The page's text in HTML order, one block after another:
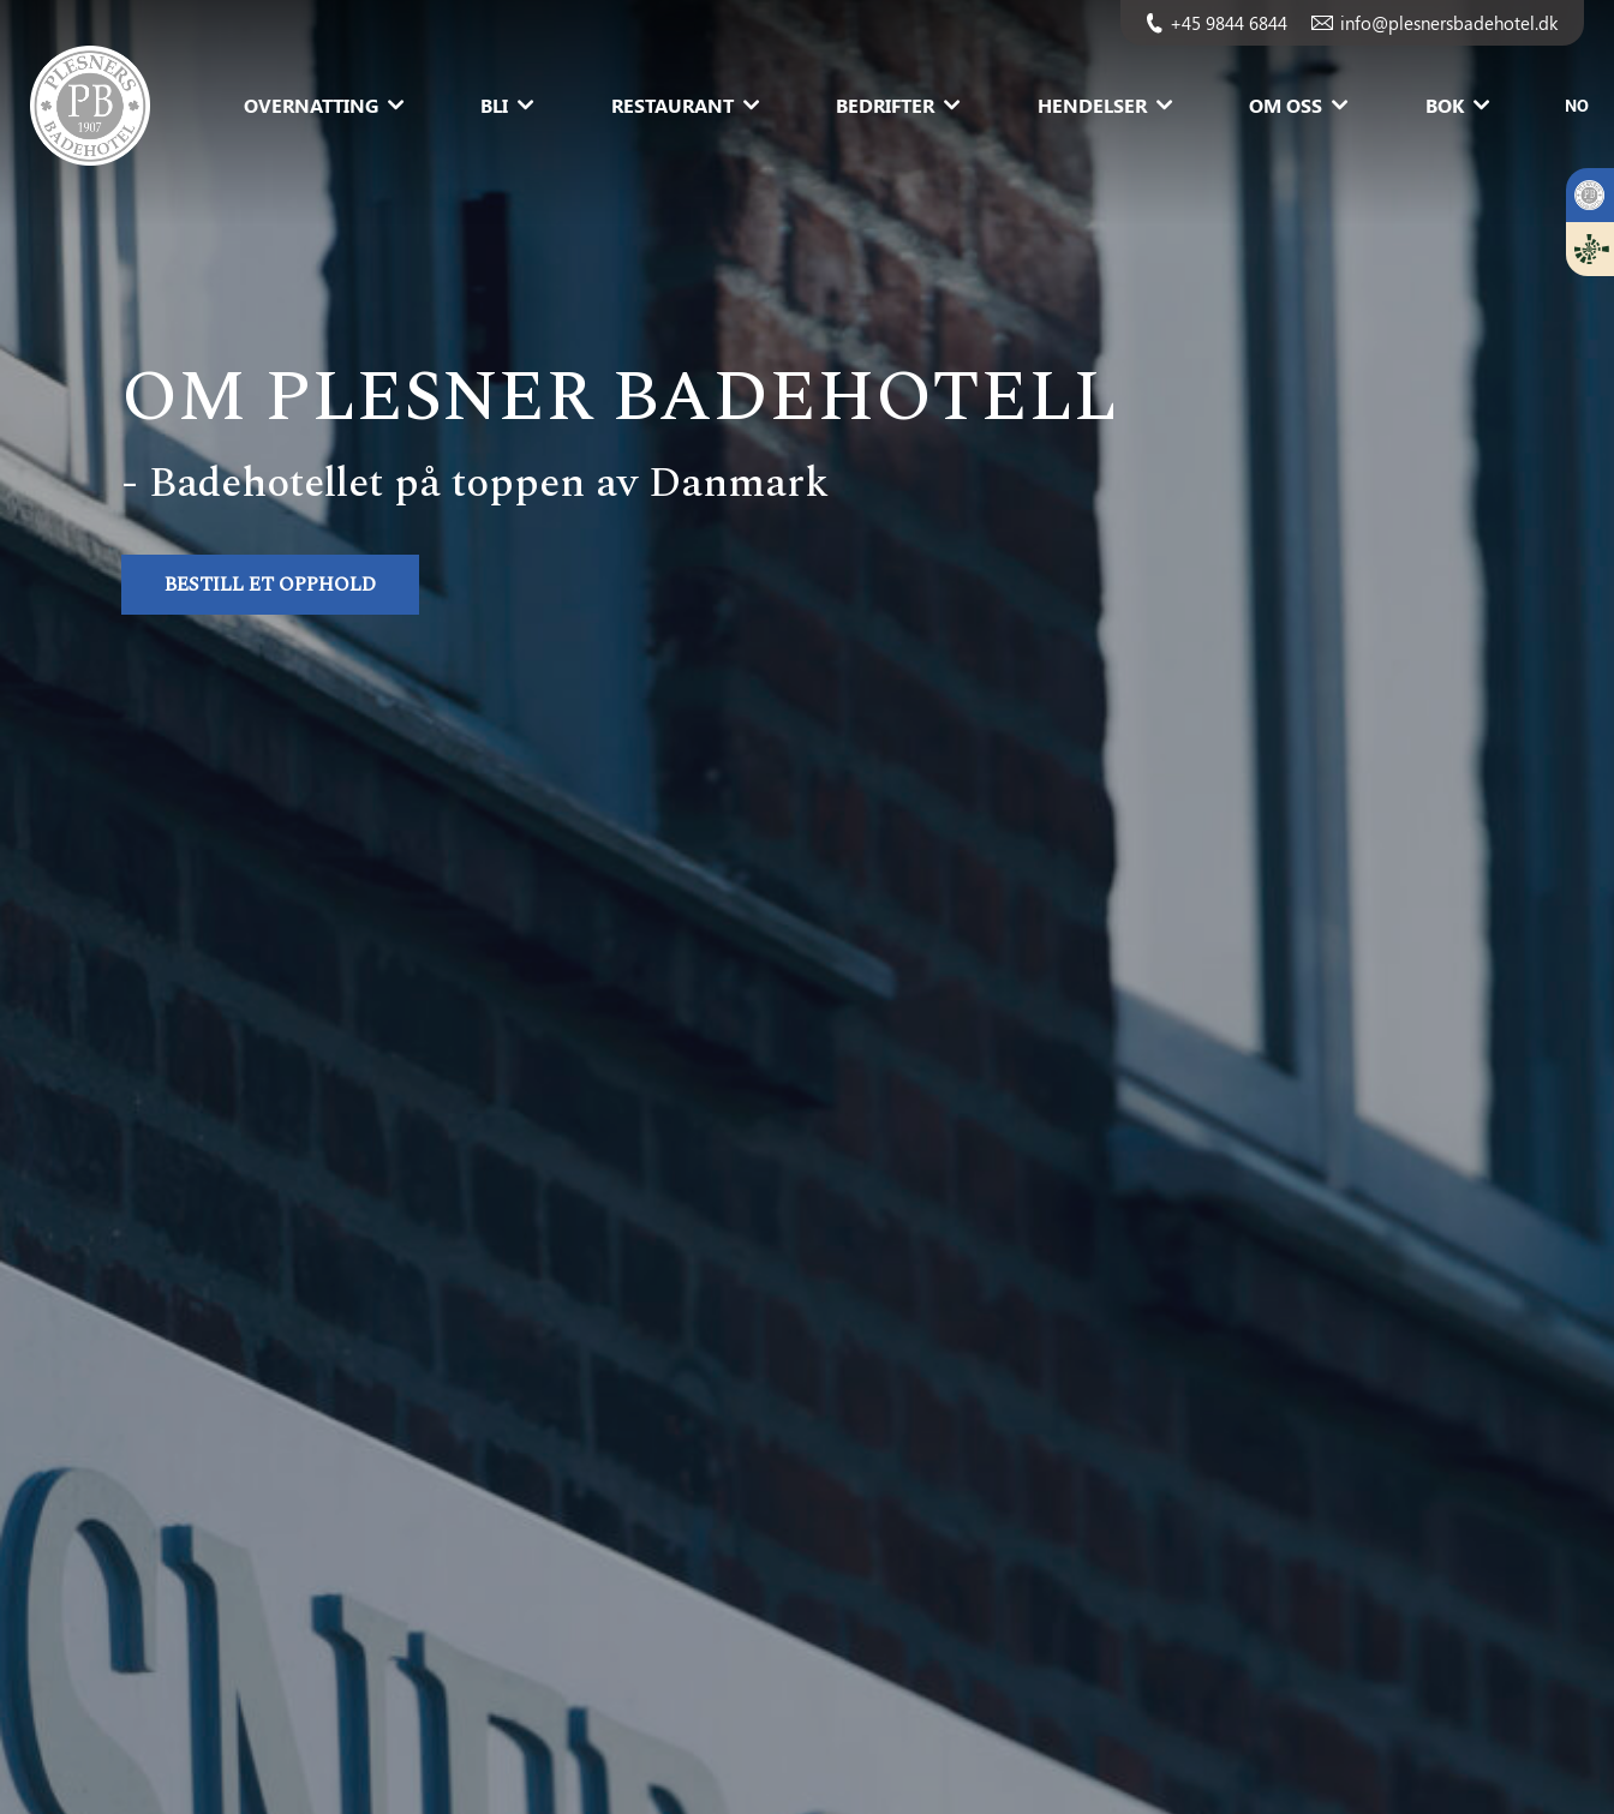
+45 9844 6844 info@plesnersbadehotel.dk
OVERNATTING BLI RESTAURANT BEDRIFTER HENDELSER OM OSS BOK NO
OM PLESNER BADEHOTELL
- Badehotellet på toppen av Danmark
BESTILL ET OPPHOLD